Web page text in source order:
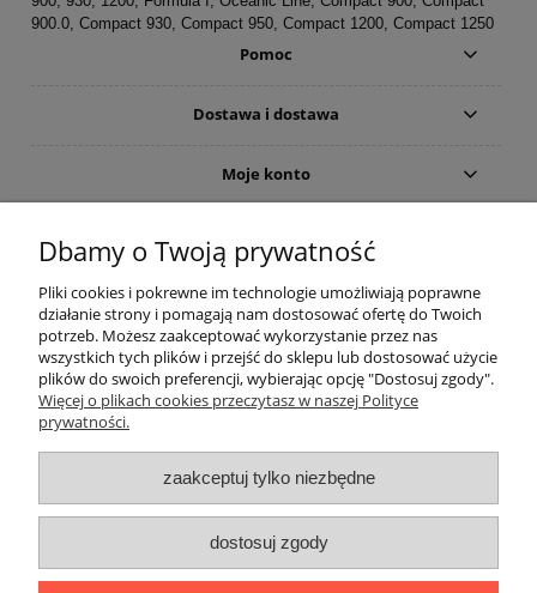
900.0, Compact 930, Compact 950, Compact 1200, Compact 1250
Pomoc
Dostawa i dostawa
Moje konto
O firmie
Użycie nazw marek i typów, np. odkurzaczy lub akcesoriów do
odkurzaczy, ma charakter tylko i wyłącznie porównawczo -
informacyjny.
Dbamy o Twoją prywatność
Pliki cookies i pokrewne im technologie umożliwiają poprawne
działanie strony i pomagają nam dostosować ofertę do Twoich
potrzeb. Możesz zaakceptować wykorzystanie przez nas
wszystkich tych plików i przejść do sklepu lub dostosować użycie
plików do swoich preferencji, wybierając opcję "Dostosuj zgody".
Więcej o plikach cookies przeczytasz w naszej Polityce
prywatności.
zaakceptuj tylko niezbędne
dostosuj zgody